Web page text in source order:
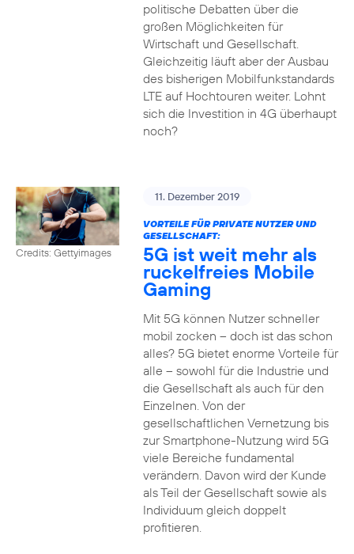
politische Debatten über die
großen Möglichkeiten für
Wirtschaft und Gesellschaft.
Gleichzeitig läuft aber der Ausbau
des bisherigen Mobilfunkstandards
LTE auf Hochtouren weiter. Lohnt
sich die Investition in 4G überhaupt
noch?
Credits: Gettyimages
11. Dezember 2019
VORTEILE FÜR PRIVATE NUTZER UND
GESELLSCHAFT:
5G ist weit mehr als
ruckelfreies Mobile
Gaming
Mit 5G können Nutzer schneller
mobil zocken – doch ist das schon
alles? 5G bietet enorme Vorteile für
alle – sowohl für die Industrie und
die Gesellschaft als auch für den
Einzelnen. Von der
gesellschaftlichen Vernetzung bis
zur Smartphone-Nutzung wird 5G
viele Bereiche fundamental
verändern. Davon wird der Kunde
als Teil der Gesellschaft sowie als
Individuum gleich doppelt
profitieren.